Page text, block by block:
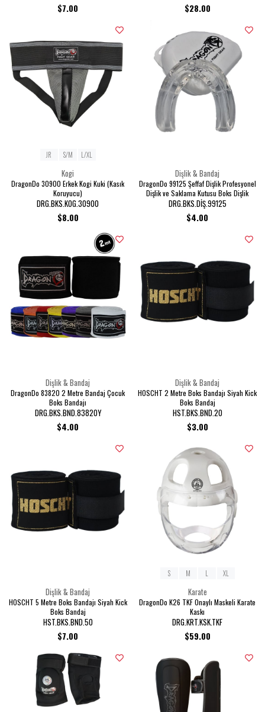
$7.00 $28.00
Kogi
DragonDo 30900 Erkek Kogi Kuki (Kasık
Koruyucu)
DRG.BKS.KOG.30900
$8.00
JR S/M L/XL
Dişlik & Bandaj
DragonDo 99125 Şeffaf Dişlik Profesyonel
Dişlik ve Saklama Kutusu Boks Dişlik
DRG.BKS.DİŞ.99125
$4.00
Dişlik & Bandaj
DragonDo 83820 2 Metre Bandaj Çocuk
Boks Bandajı
DRG.BKS.BND.83820Y
$4.00
Dişlik & Bandaj
HOSCHT 2 Metre Boks Bandajı Siyah Kick
Boks Bandaj
HST.BKS.BND.20
$3.00
Dişlik & Bandaj
HOSCHT 5 Metre Boks Bandajı Siyah Kick
Boks Bandaj
HST.BKS.BND.50
$7.00
Karate
DragonDo K26 TKF Onaylı Maskeli Karate
Kaskı
DRG.KRT.KSK.TKF
$59.00
S M L XL